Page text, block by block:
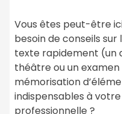
Vous êtes peut-être
besoin de conseils
texte rapidement (un
théâtre ou un
mémorisation
indispensables à
professionnelle ?